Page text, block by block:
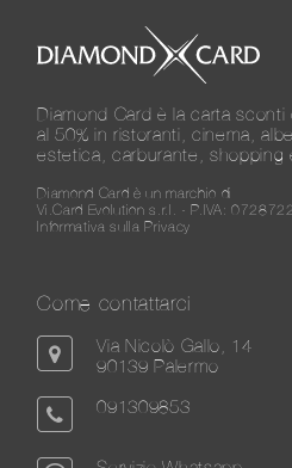
Diamond Card è la carta sconti
al 50% in ristoranti, cinema,
estetica, carburante, shopping
Diamond Card è un marchio di
Vi.Card Evolution s.r.l. - P.IVA:
Informativa sulla Privacy
Come contattarci
Via Nicolò Gallo, 14
90139 Palermo
091309853